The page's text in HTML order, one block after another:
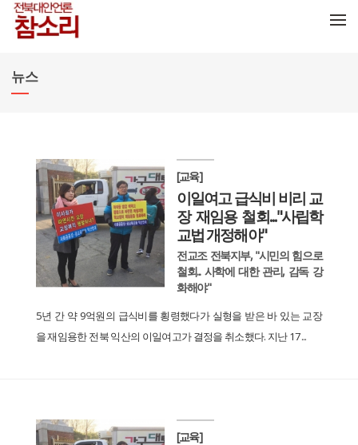
뉴스
[교육]
이일여고 급식비 비리 교
장 재임용 철회..."사립학
교법 개정해야"
전교조 전북지부, "시민의 힘으로
철회... 사학에 대한 관리, 감독 강
화해야"
5년 간 약 9억원의 급식비를 횡령했다가 실형을 받은 바 있는 교장
을 재임용한 전북 익산의 이일여고가 결정을 취소했다. 지난 17...
[교육]